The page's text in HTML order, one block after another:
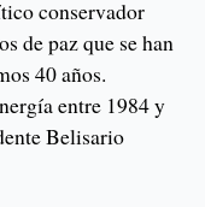
conservador
de paz que se han
40 años.
entre 1984 y
Belisario